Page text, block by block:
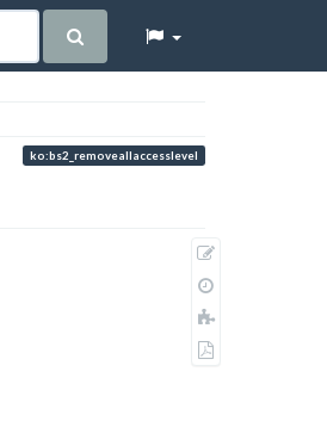
ko:bs2_removeallaccesslevel